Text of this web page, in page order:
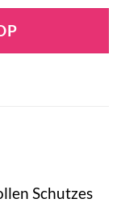
Schutzes